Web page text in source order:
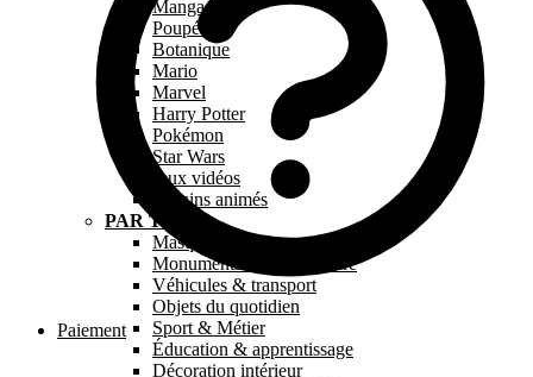
Paiement
Manga
Poupée
Botanique
Mario
Marvel
Harry Potter
Pokémon
Star Wars
Jeux vidéos
Dessins animés
PAR TYPE
Masque en papier
Monuments & Architecture
Véhicules & transport
Objets du quotidien
Sport & Métier
Éducation & apprentissage
Décoration intérieur